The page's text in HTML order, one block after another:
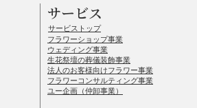
サービス
サービストップ
フラワーショップ事業
ウェディング事業
生花祭壇の葬儀装飾事業
法人のお客様向けフラワー事業
フラワーコンサルティング事業
ユー企画（仲卸事業）